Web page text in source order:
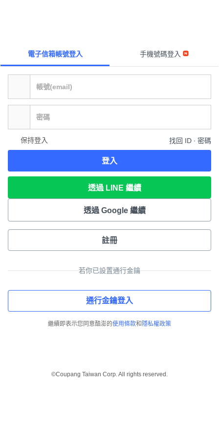
電子信箱帳號登入 手機號碼登入
保持登入 找回 ID ∙ 密碼
登入
透過 LINE 繼續
透過 Google 繼續
註冊
若你已設置通行金鑰
通行金鑰登入
繼續即表示您同意酷澎的使用條款和 隱私權政策
©Coupang Taiwan Corp. All rights reserved.